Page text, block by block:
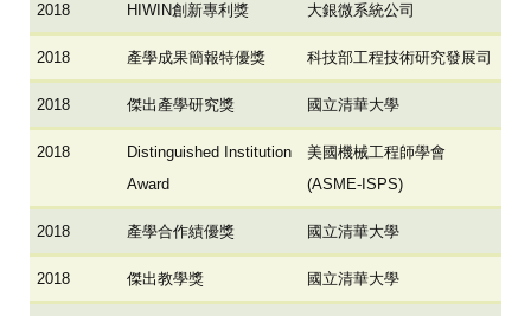
2018 HIWIN創新專利獎 大銀微系統公司
2018 產學成果簡報特優獎 科技部工程技術研究發展司
2018 傑出產學研究獎 國立清華大學
2018
Distinguished Institution
Award
美國機械工程師學會
(ASME-ISPS)
2018 產學合作績優獎 國立清華大學
2018 傑出教學獎 國立清華大學